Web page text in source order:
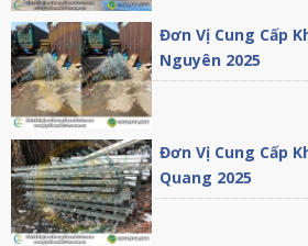
Đơn Vị Cung Cấp
Nguyên 2025
Đơn Vị Cung Cấp
Quang 2025